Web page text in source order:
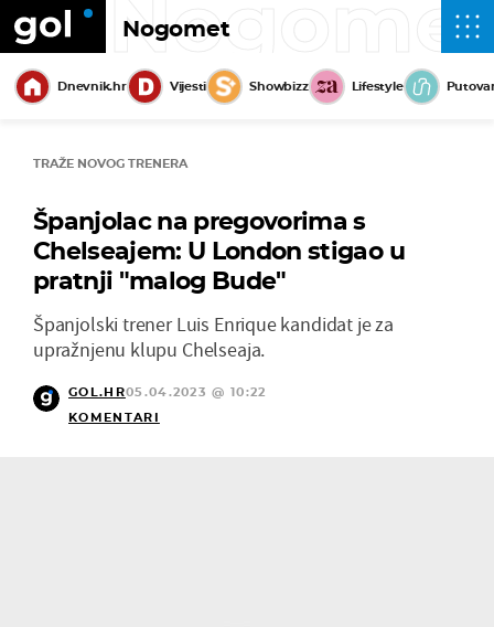
Nogomet
Dnevnik.hr Vijesti Showbizz Lifestyle
TRAŽE NOVOG TRENERA
Španjolac na pregovorima s
Chelseajem: U London stigao u
pratnji "malog Bude"
Španjolski trener Luis Enrique kandidat je za
upražnjenu klupu Chelseaja.
GOL.HR05.04.2023 @ 10:22
KOMENTARI